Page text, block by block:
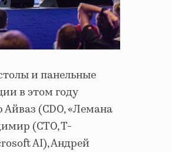
и панельные
в этом году
(CDO, «Лемана
(CTO, T-
AI), Андрей